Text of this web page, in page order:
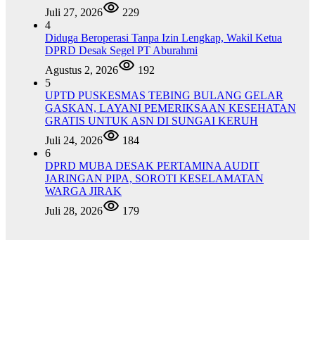
Juli 27, 2026
229
4
Diduga Beroperasi Tanpa Izin Lengkap, Wakil Ketua
DPRD Desak Segel PT Aburahmi
Agustus 2, 2026
192
5
UPTD PUSKESMAS TEBING BULANG GELAR
GASKAN, LAYANI PEMERIKSAAN KESEHATAN
GRATIS UNTUK ASN DI SUNGAI KERUH
Juli 24, 2026
184
6
DPRD MUBA DESAK PERTAMINA AUDIT
JARINGAN PIPA, SOROTI KESELAMATAN
WARGA JIRAK
Juli 28, 2026
179